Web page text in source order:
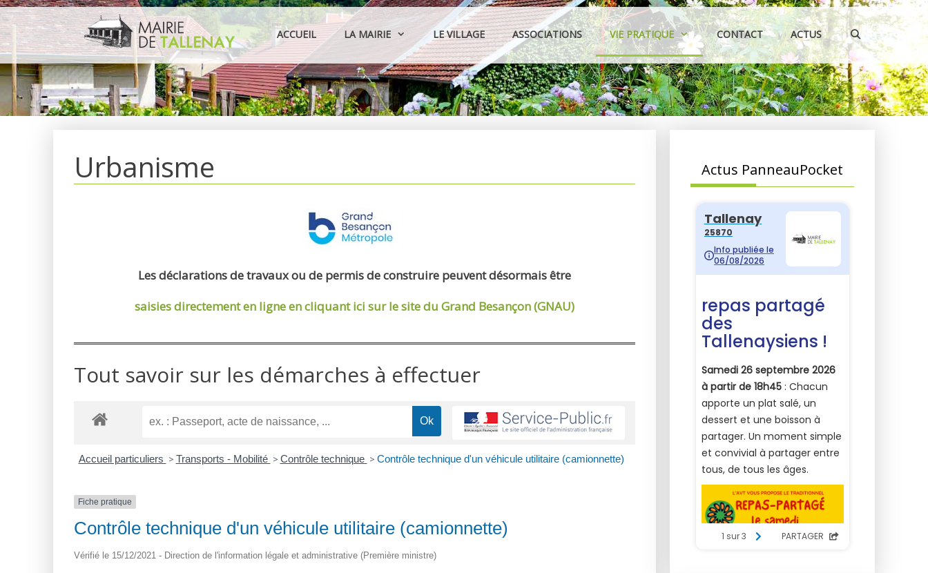
Aller
au
contenu
ACCUEIL LA MAIRIE LE VILLAGE ASSOCIATIONS VIE PRATIQUE CONTACT ACTUS
Urbanisme
Les déclarations de travaux ou de permis de construire peuvent désormais être
saisies directement en ligneen cliquant ici sur le site du Grand Besançon (GNAU)
Tout savoir sur les démarches à effectuer
Accueil particuliers > Transports - Mobilité > Contrôle technique > Contrôle technique d'un véhicule utilitaire (camionnette)
Fiche pratique
Contrôle technique d'un véhicule utilitaire (camionnette)
Vérifié le 15/12/2021 - Direction de l'information légale et administrative (Première ministre)
Actus PanneauPocket